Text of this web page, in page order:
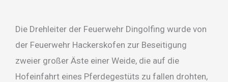
Die Drehleiter der Feuerwehr Dingolfing wurde von
der Feuerwehr Hackerskofen zur Beseitigung
zweier großer Äste einer Weide, die auf die
Hofeinfahrt eines Pferdegestüts zu fallen drohten,